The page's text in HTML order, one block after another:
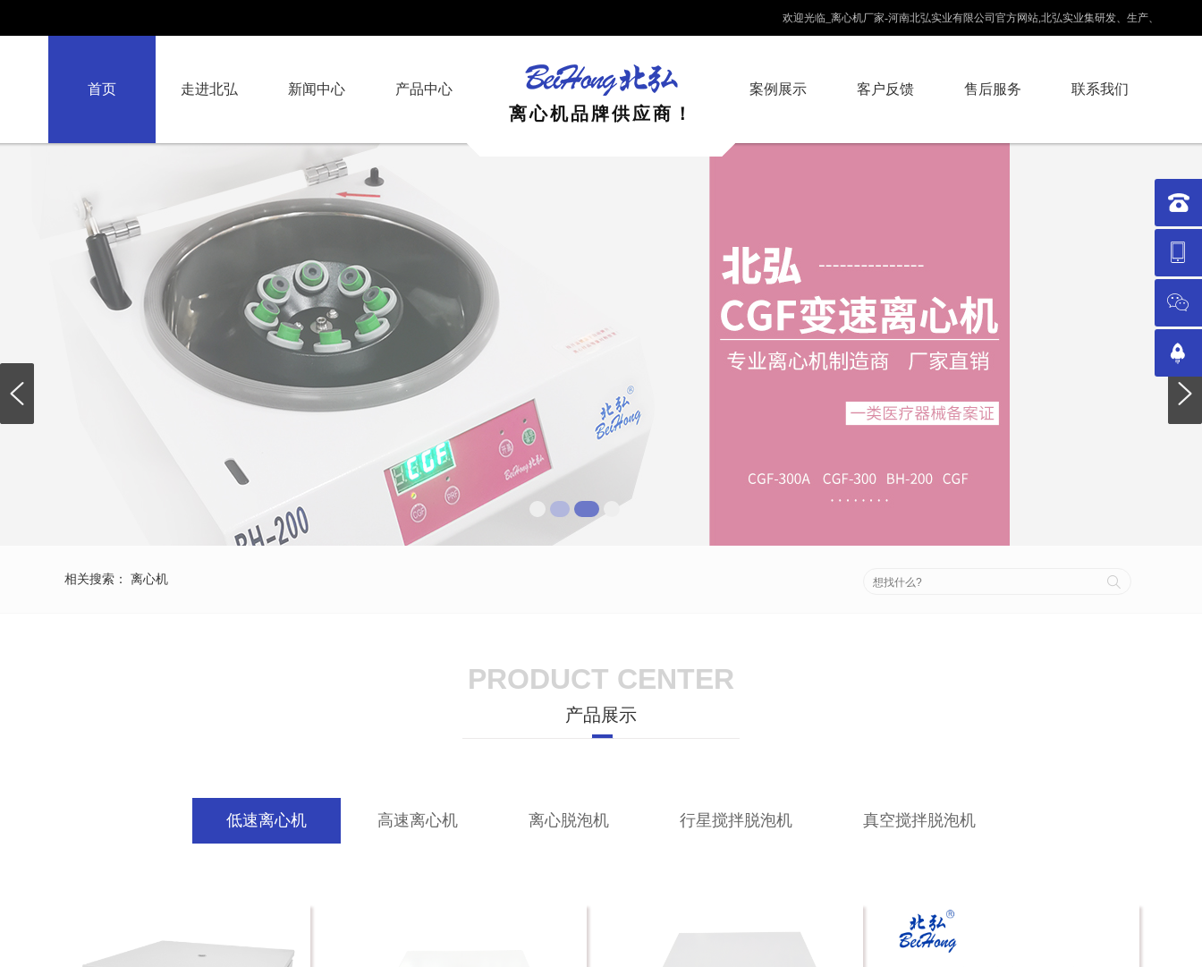
欢迎光临_离心机厂家-河南北弘实业有限公司官方网站,北弘实业集研发、生产、销售为一体的离心机品牌
首页 走进北弘 新闻中心 产品中心 联系我们
售后服务
客户反馈
案例展示
离心机品牌供应商！
相关搜索： 离心机
PRODUCT CENTER
产品展示
低速离心机 高速离心机 离心脱泡机 行星搅拌脱泡机 真空搅拌脱泡机